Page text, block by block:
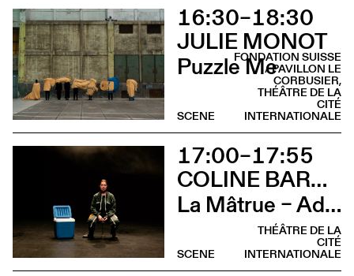
16:30–18:30
JULIE MONOT
Puzzle MeFONDATION SUISSE
/ PAVILLON LE
CORBUSIER,
THÉÂTRE DE LA
CITÉ
INTERNATIONALE
SCENE
17:00–17:55
COLINE BARDIN
La Mâtrue – Adieu à la ferme
THÉÂTRE DE LA
CITÉ
INTERNATIONALE
SCENE